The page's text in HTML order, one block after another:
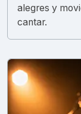
alegres y
cantar.